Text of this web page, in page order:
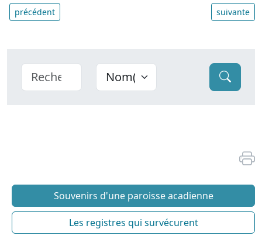
précédent suivante
Souvenirs d'une paroisse acadienne
Les registres qui survécurent